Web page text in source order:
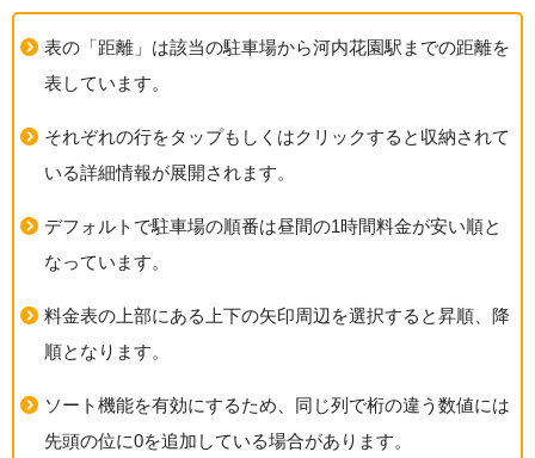
表の「距離」は該当の駐車場から河内花園駅までの距離を
表しています。
それぞれの行をタップもしくはクリックすると収納されて
いる詳細情報が展開されます。
デフォルトで駐車場の順番は昼間の1時間料金が安い順と
なっています。
料金表の上部にある上下の矢印周辺を選択すると昇順、降
順となります。
ソート機能を有効にするため、同じ列で桁の違う数値には
先頭の位に0を追加している場合があります。